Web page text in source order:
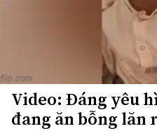
Video: Đáng yêu
đang ăn bỗng lăn